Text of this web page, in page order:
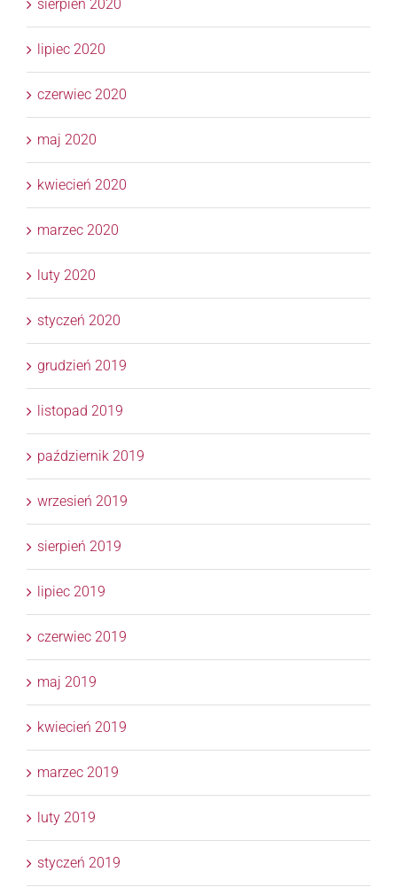
sierpień 2020
lipiec 2020
czerwiec 2020
maj 2020
kwiecień 2020
marzec 2020
luty 2020
styczeń 2020
grudzień 2019
listopad 2019
październik 2019
wrzesień 2019
sierpień 2019
lipiec 2019
czerwiec 2019
maj 2019
kwiecień 2019
marzec 2019
luty 2019
styczeń 2019